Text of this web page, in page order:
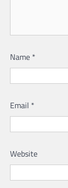
Name *
Email *
Website